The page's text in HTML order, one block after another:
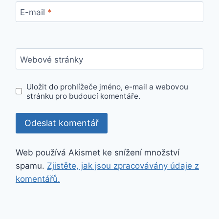
E-mail *
Webové stránky
Uložit do prohlížeče jméno, e-mail a webovou
stránku pro budoucí komentáře.
Web používá Akismet ke snížení množství
spamu. Zjistěte, jak jsou zpracovávány údaje z
komentářů.